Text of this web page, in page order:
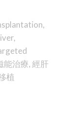
,
,
能治療,經肝
植